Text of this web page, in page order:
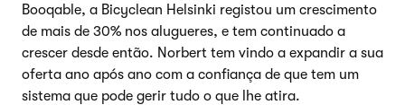
Booqable, a Bicyclean Helsinki registou um crescimento
de mais de 30% nos alugueres, e tem continuado a
crescer desde então. Norbert tem vindo a expandir a sua
oferta ano após ano com a confiança de que tem um
sistema que pode gerir tudo o que lhe atira.